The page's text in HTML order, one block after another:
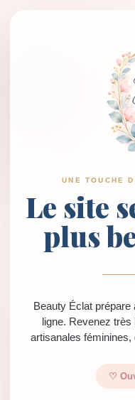
UNE TOUCHE
Le site
plus
Beauty Éclat
ligne. Revenez
artisanales
♡